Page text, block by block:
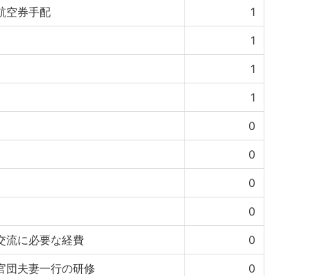
空券手配 1
1
1
1
0
0
0
0
流に必要な経費 0
団夫妻一行の研修 0